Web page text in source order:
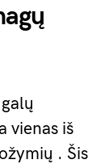
vienas iš
. Šis